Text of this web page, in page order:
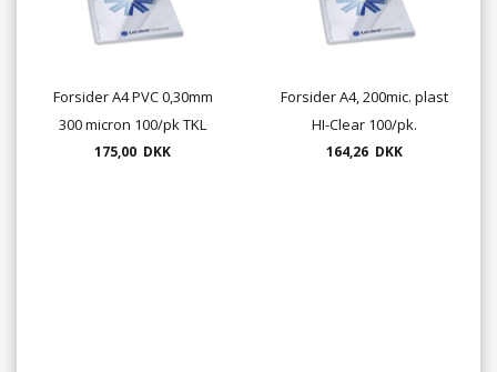
Forsider A4 PVC 0,30mm
300 micron 100/pk TKL
175,00 DKK
Forsider A4, 200mic. plast
HI-Clear 100/pk.
164,26 DKK